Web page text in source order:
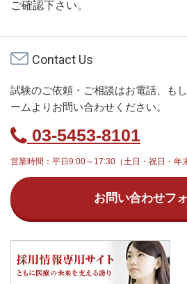
ご確認下さい。
Contact Us
試験のご依頼・ご相談はお電話、も
ームよりお問い合わせください。
03-5453-8101
営業時間：平日9:00～17:30（土日・祝日・年
お問い合わせフ